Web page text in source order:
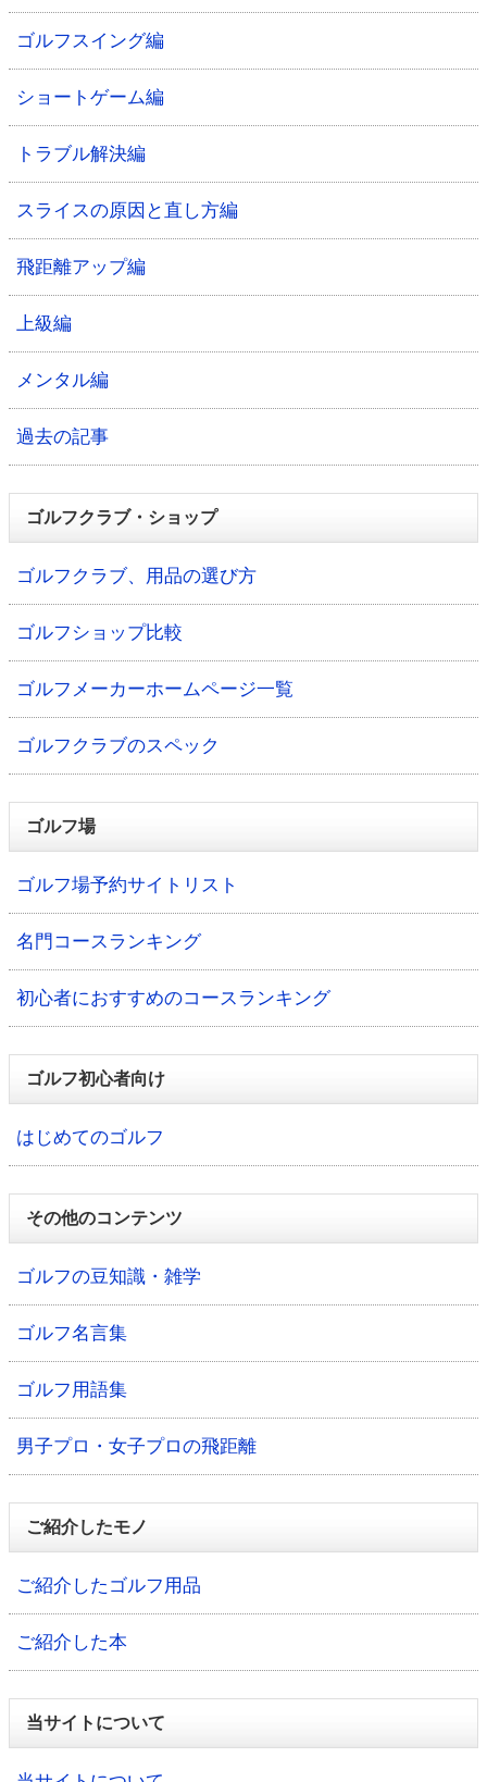
ゴルフスイング編
ショートゲーム編
トラブル解決編
スライスの原因と直し方編
飛距離アップ編
上級編
メンタル編
過去の記事
ゴルフクラブ・ショップ
ゴルフクラブ、用品の選び方
ゴルフショップ比較
ゴルフメーカーホームページ一覧
ゴルフクラブのスペック
ゴルフ場
ゴルフ場予約サイトリスト
名門コースランキング
初心者におすすめのコースランキング
ゴルフ初心者向け
はじめてのゴルフ
その他のコンテンツ
ゴルフの豆知識・雑学
ゴルフ名言集
ゴルフ用語集
男子プロ・女子プロの飛距離
ご紹介したモノ
ご紹介したゴルフ用品
ご紹介した本
当サイトについて